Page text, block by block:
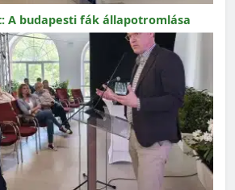
A budapesti fák állapotromlása